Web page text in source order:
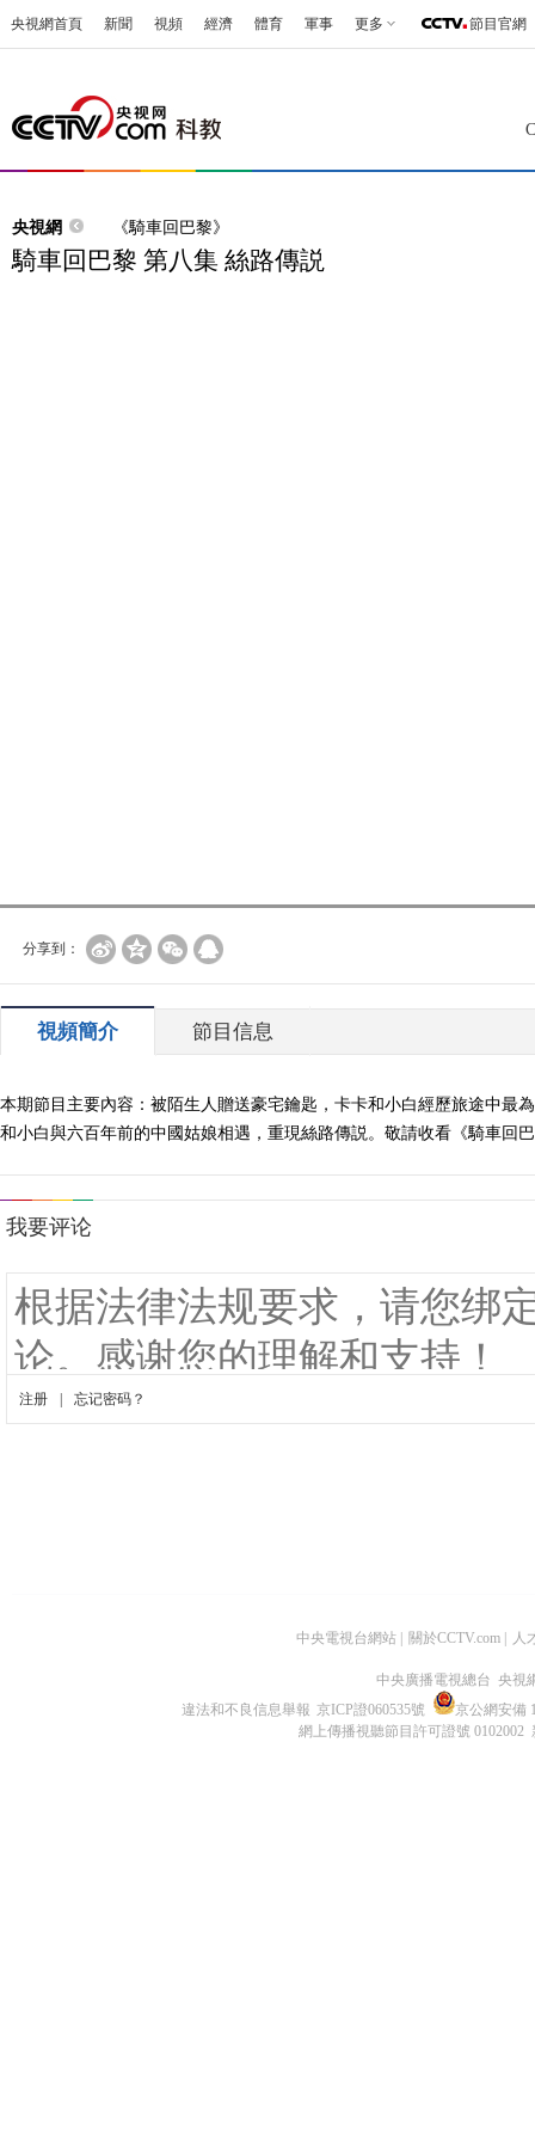
央視網首頁 新聞 視頻 經濟 體育 軍事 更多 節目官網
央視網 《騎車回巴黎》
騎車回巴黎 第八集 絲路傳説
分享到：
視頻簡介 節目信息
本期節目主要內容：被陌生人贈送豪宅鑰匙，卡卡和小白經歷旅途中最
和小白與六百年前的中國姑娘相遇，重現絲路傳説。敬請收看《騎車回
中央電視台網站 關於CCTV.com 人
中央廣播電視總台 央視
違法和不良信息舉報 京ICP證060535號
京公網安備
網上傳播視聽節目許可證號 0102002